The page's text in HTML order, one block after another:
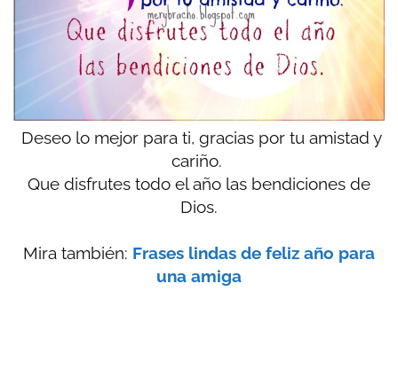
Deseo lo mejor para ti, gracias por tu amistad y
cariño.
Que disfrutes todo el año las bendiciones de
Dios.
Mira también: Frases lindas de feliz año para
una amiga